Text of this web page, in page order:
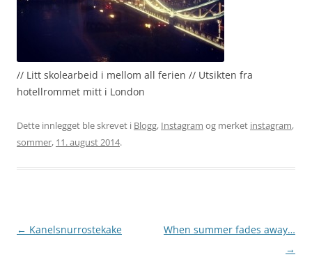
// Litt skolearbeid i mellom all ferien // Utsikten fra
hotellrommet mitt i London
Dette innlegget ble skrevet i Blogg, Instagram og merket instagram,
sommer, 11. august 2014.
Innleggsnavigasjon
← Kanelsnurrostekake
When summer fades away…
→